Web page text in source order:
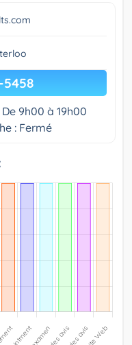
5458
9h00 à 19h00
: Fermé